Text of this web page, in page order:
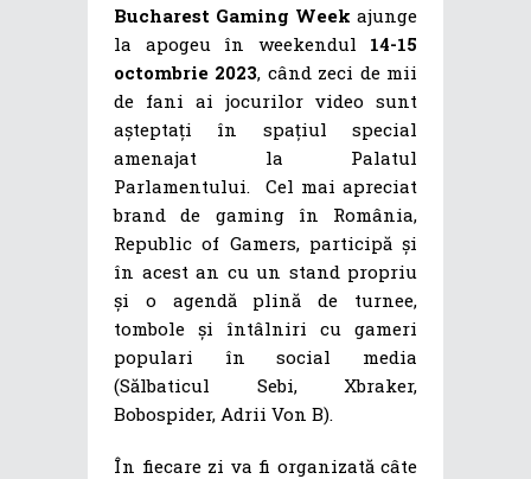
Bucharest Gaming Week ajunge
la apogeu în weekendul 14-15
octombrie 2023, când zeci de mii
de fani ai jocurilor video sunt
așteptați în spațiul special
amenajat la Palatul
Parlamentului. Cel mai apreciat
brand de gaming în România,
Republic of Gamers, participă și
în acest an cu un stand propriu
și o agendă plină de turnee,
tombole și întâlniri cu gameri
populari în social media
(Sălbaticul Sebi, Xbraker,
Bobospider, Adrii Von B).
În fiecare zi va fi organizată câte